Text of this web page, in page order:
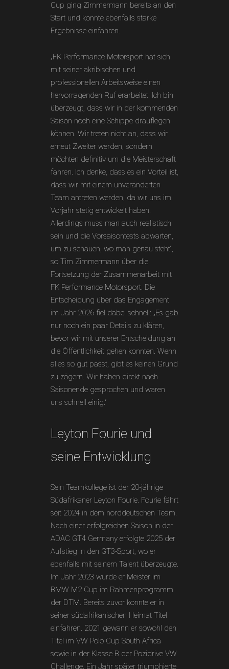
Cup ging Zimmermann bereits an den
Start und konnte ebenfalls starke
Ergebnisse einfahren.
„FK Performance Motorsport hat sich
mit seiner akribischen und
professionellen Arbeitsweise einen
hervorragenden Ruf erarbeitet. Ich bin
überzeugt, dass wir in der kommenden
Saison noch eine Schippe drauflegen
können. Wir treten nicht an, dass wir
erneut Zweiter werden, sondern
möchten definitiv um die Meisterschaft
fahren. Ich denke, dass es ein Vorteil ist,
dass wir mit einem unveränderten
Team antreten werden, da wir uns im
Vorjahr stetig entwickelt haben.
Allerdings muss man auch realistisch
sein und die Vorsaisontests abwarten,
um zu schauen, wo man genau steht“,
so Tim Zimmermann über die
Fortsetzung der Zusammenarbeit mit
FK Performance Motorsport. Die
Entscheidung über das Engagement
im Jahr 2026 fiel dabei schnell: „Es gab
nur noch ein paar Details zu klären,
bevor wir mit unserer Entscheidung an
die Öffentlichkeit gehen konnten. Wenn
alles so gut passt, gibt es keinen Grund
zu zögern. Wir haben direkt nach
Saisonende gesprochen und waren
uns schnell einig.“
Leyton Fourie und
seine Entwicklung
Sein Teamkollege ist der 20-jährige
Südafrikaner Leyton Fourie. Fourie fährt
seit 2024 in dem norddeutschen Team.
Nach einer erfolgreichen Saison in der
ADAC GT4 Germany erfolgte 2025 der
Aufstieg in den GT3-Sport, wo er
ebenfalls mit seinem Talent überzeugte.
Im Jahr 2023 wurde er Meister im
BMW M2 Cup im Rahmenprogramm
der DTM. Bereits zuvor konnte er in
seiner südafrikanischen Heimat Titel
einfahren. 2021 gewann er sowohl den
Titel im VW Polo Cup South Africa
sowie in der Klasse B der Pozidrive VW
Challenge. Ein Jahr später triumphierte